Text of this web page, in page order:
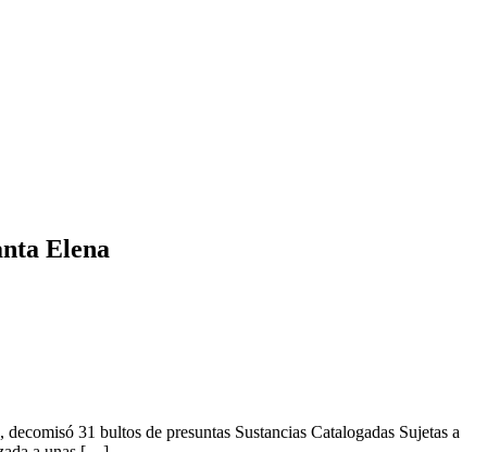
Elena
31 bultos de presuntas Sustancias Catalogadas Sujetas a